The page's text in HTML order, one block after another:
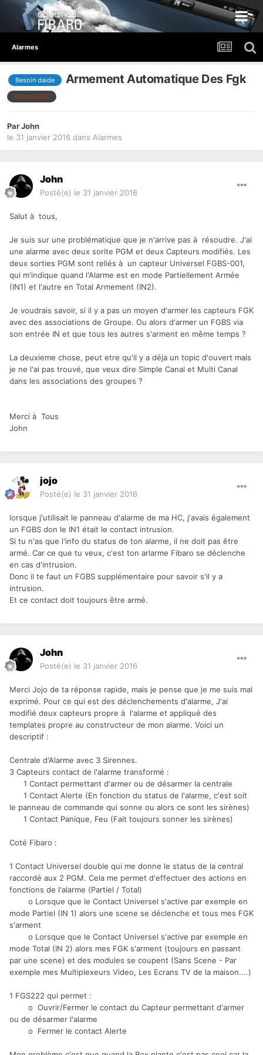
Alarmes
Besoin daide Armement Automatique Des Fgk
Alarme FGK
ParJohn
le 31 janvier 2016 dans Alarmes
John
Posté(e) le 31 janvier 2016
Salut à tous,
Je suis sur une problématique que je n'arrive pas à résoudre. J'ai
une alarme avec deux sorite PGM et deux Capteurs modifiés. Les
deux sorties PGM sont reliés à un capteur Universel FGBS-001,
qui m'indique quand l'Alarme est en mode Partiellement Armée
(IN1) et l'autre en Total Armement (IN2).
Je voudrais savoir, si il y a pas un moyen d'armer les capteurs FGK
avec des associations de Groupe. Ou alors d'armer un FGBS via
son entrée IN et que tous les autres s'arment en même temps ?
La deuxieme chose, peut etre qu'il y a déja un topic d'ouvert mais
je ne l'ai pas trouvé, que veux dire Simple Canal et Multi Canal
dans les associations des groupes ?
Merci à Tous
John
jojo
Posté(e) le 31 janvier 2016
lorsque j'utilisait le panneau d'alarme de ma HC, j'avais également
un FGBS don le IN1 était le contact intrusion.
Si tu n'as que l'info du status de ton alarme, il ne doit pas être
armé. Car ce que tu veux, c'est ton arlarme Fibaro se déclenche
en cas d'intrusion.
Donc il te faut un FGBS supplémentaire pour savoir s'il y a
intrusion.
Et ce contact doit toujours être armé.
John
Posté(e) le 31 janvier 2016
Merci Jojo de ta réponse rapide, mais je pense que je me suis mal
exprimé. Pour ce qui est des déclenchements d'alarme, J'ai
modifié deux capteurs propre à l'alarme et appliqué des
templates propre au constructeur de mon alarme. Voici un
descriptif :
Centrale d'Alarme avec 3 Sirennes.
3 Capteurs contact de l'alarme transformé :
1 Contact permettant d'armer ou de désarmer la centrale
1 Contact Alerte (En fonction du status de l'alarme, c'est soit
le panneau de commande qui sonne ou alors ce sont les sirènes)
1 Contact Panique, Feu (Fait toujours sonner les sirènes)
Coté Fibaro :
1 Contact Universel double qui me donne le status de la central
raccordé aux 2 PGM. Cela me permet d'effectuer des actions en
fonctions de l'alarme (Partiel / Total)
o Lorsque que le Contact Universel s'active par exemple en
mode Partiel (IN 1) alors une scene se déclenche et tous mes FGK
s'arment
o Lorsque que le Contact Universel s'active par exemple en
mode Total (IN 2) alors mes FGK s'arment (toujours en passant
par une scene) et des modules se coupent (Sans Scene - Par
exemple mes Multiplexeurs Video, Les Ecrans TV de la maison....)
1 FGS222 qui permet :
o Ouvrir/Fermer le contact du Capteur permettant d'armer
ou de désarmer l'alarme
o Fermer le contact Alerte